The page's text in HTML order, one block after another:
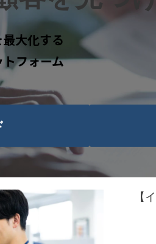
大化する
フォーム
【